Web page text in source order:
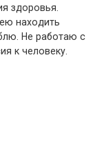
здоровья.
находить
Не работаю с
к человеку.